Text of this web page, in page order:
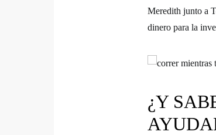
Meredith junto a
dinero para la
¿Y